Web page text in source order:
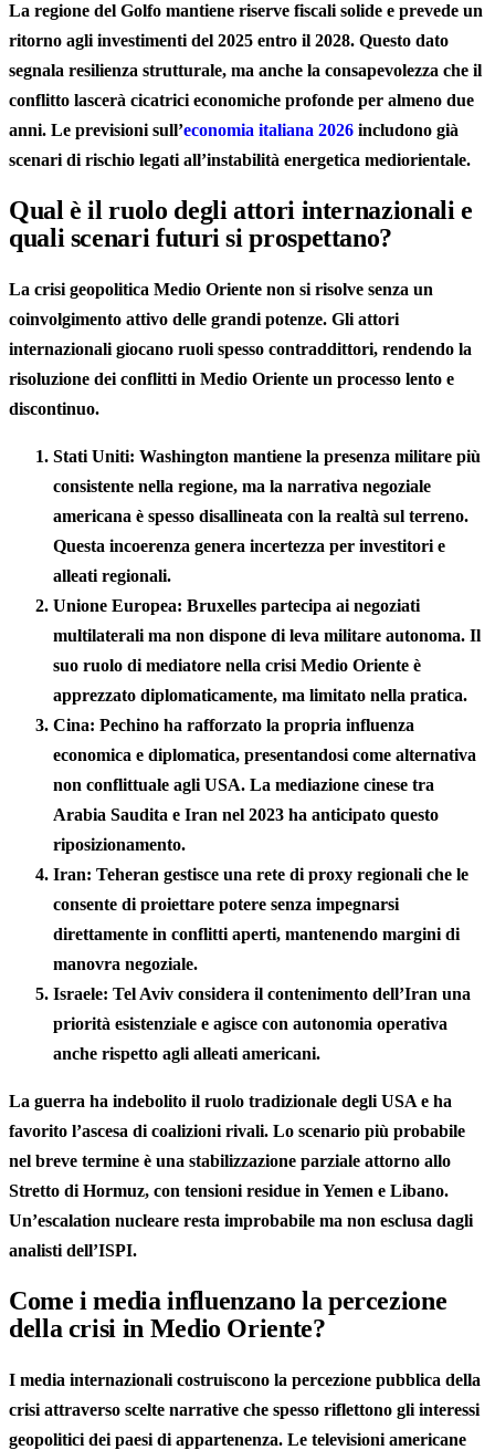
La regione del Golfo mantiene riserve fiscali solide e prevede un
ritorno agli investimenti del 2025 entro il 2028. Questo dato
segnala resilienza strutturale, ma anche la consapevolezza che il
conflitto lascerà cicatrici economiche profonde per almeno due
anni. Le previsioni sull’economia italiana 2026 includono già
scenari di rischio legati all’instabilità energetica mediorientale.
Qual è il ruolo degli attori internazionali e
quali scenari futuri si prospettano?
La crisi geopolitica Medio Oriente non si risolve senza un
coinvolgimento attivo delle grandi potenze. Gli attori
internazionali giocano ruoli spesso contraddittori, rendendo la
risoluzione dei conflitti in Medio Oriente un processo lento e
discontinuo.
Stati Uniti: Washington mantiene la presenza militare più
consistente nella regione, ma la narrativa negoziale
americana è spesso disallineata con la realtà sul terreno.
Questa incoerenza genera incertezza per investitori e
alleati regionali.
Unione Europea: Bruxelles partecipa ai negoziati
multilaterali ma non dispone di leva militare autonoma. Il
suo ruolo di mediatore nella crisi Medio Oriente è
apprezzato diplomaticamente, ma limitato nella pratica.
Cina: Pechino ha rafforzato la propria influenza
economica e diplomatica, presentandosi come alternativa
non conflittuale agli USA. La mediazione cinese tra
Arabia Saudita e Iran nel 2023 ha anticipato questo
riposizionamento.
Iran: Teheran gestisce una rete di proxy regionali che le
consente di proiettare potere senza impegnarsi
direttamente in conflitti aperti, mantenendo margini di
manovra negoziale.
Israele: Tel Aviv considera il contenimento dell’Iran una
priorità esistenziale e agisce con autonomia operativa
anche rispetto agli alleati americani.
La guerra ha indebolito il ruolo tradizionale degli USA e ha
favorito l’ascesa di coalizioni rivali. Lo scenario più probabile
nel breve termine è una stabilizzazione parziale attorno allo
Stretto di Hormuz, con tensioni residue in Yemen e Libano.
Un’escalation nucleare resta improbabile ma non esclusa dagli
analisti dell’ISPI.
Come i media influenzano la percezione
della crisi in Medio Oriente?
I media internazionali costruiscono la percezione pubblica della
crisi attraverso scelte narrative che spesso riflettono gli interessi
geopolitici dei paesi di appartenenza. Le televisioni americane